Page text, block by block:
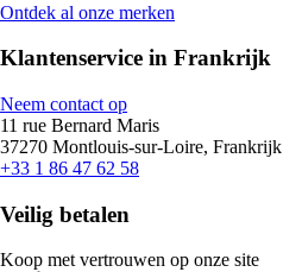
Ontdek al onze merken
Klantenservice in Frankrijk
Neem contact op
11 rue Bernard Maris
37270 Montlouis-sur-Loire, Frankrijk
+33 1 86 47 62 58
Veilig betalen
Koop met vertrouwen op onze site